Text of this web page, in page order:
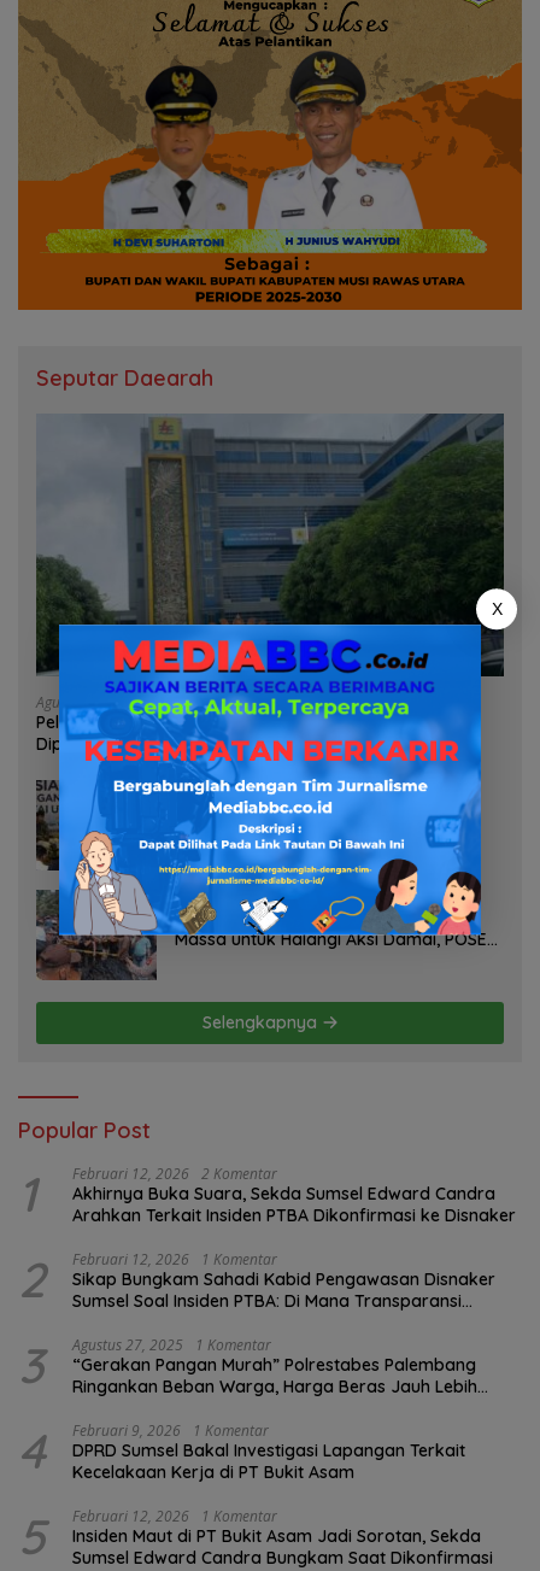
Seputar Daearah
Agustus 7, 2026
Pelayanan Kinerja Dan Transparansi Sanksi P2TL PLN
Dipertanyakan, Upaya Konfirmasi GM PLN UID S2JB
Terkesan Tutup Mata
Agustus 7, 2026
Selamatkan Lahan Pertanian Brebes
dari Banjir, Kemendagri Dorong
Program FMNJP
Agustus 6, 2026
PT TDM Diduga Mobilisasi Ratusan
Massa untuk Halangi Aksi Damai, POSE
Selengkapnya
Popular Post
1 Februari 12, 2026 2 Komentar
Akhirnya Buka Suara, Sekda Sumsel Edward Candra
Arahkan Terkait Insiden PTBA Dikonfirmasi ke Disnaker
2 Februari 12, 2026 1 Komentar
Sikap Bungkam Sahadi Kabid Pengawasan Disnaker
Sumsel Soal Insiden PTBA: Di Mana Transparansi
3 Agustus 27, 2025 1 Komentar
“Gerakan Pangan Murah” Polrestabes Palembang
Ringankan Beban Warga, Harga Beras Jauh Lebih
4 Februari 9, 2026 1 Komentar
DPRD Sumsel Bakal Investigasi Lapangan Terkait
Kecelakaan Kerja di PT Bukit Asam
5 Februari 12, 2026 1 Komentar
Insiden Maut di PT Bukit Asam Jadi Sorotan, Sekda
Sumsel Edward Candra Bungkam Saat Dikonfirmasi
X